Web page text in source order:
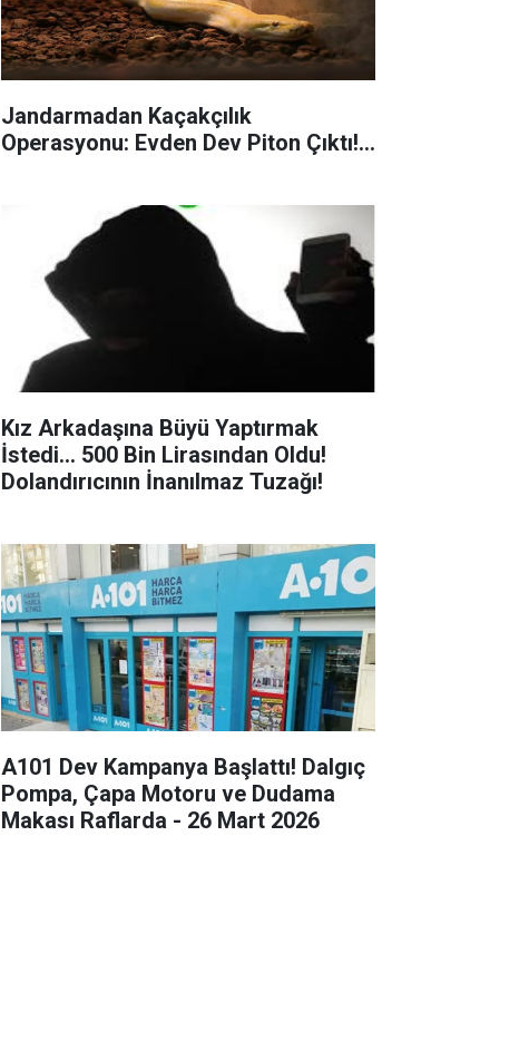
Jandarmadan Kaçakçılık
Operasyonu: Evden Dev Piton Çıktı!...
Kız Arkadaşına Büyü Yaptırmak
İstedi... 500 Bin Lirasından Oldu!
Dolandırıcının İnanılmaz Tuzağı!
A101 Dev Kampanya Başlattı! Dalgıç
Pompa, Çapa Motoru ve Dudama
Makası Raflarda - 26 Mart 2026